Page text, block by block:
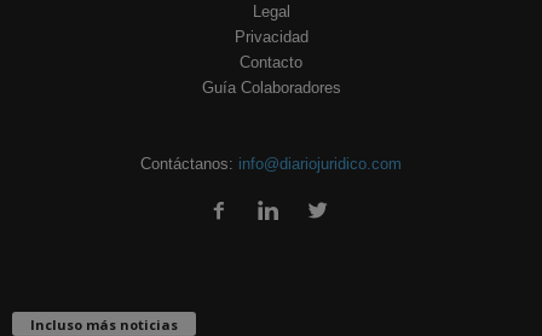
Legal
Privacidad
Contacto
Guía Colaboradores
Contáctanos: info@diariojuridico.com
Incluso más noticias